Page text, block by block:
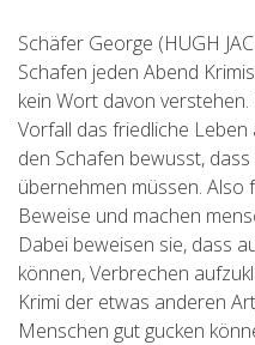
Schäfer George (HUGH
Schafen jeden Abend
kein Wort davon
Vorfall das friedliche
den Schafen bewusst,
übernehmen müssen. Also
Beweise und machen
Dabei beweisen sie, dass
können, Verbrechen
Krimi der etwas anderen
Menschen gut gucken